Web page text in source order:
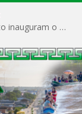
Prefeito Vivaldo Mendes e vice-prefeito Quito inauguram o CAPS e fortalecem a saúde pública em Anajás.